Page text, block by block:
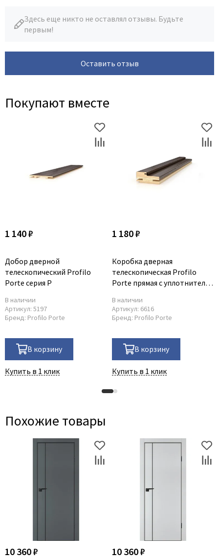
Здесь еще никто не оставлял отзывы. Будьте
первым!
Оставить отзыв
Покупают вместе
1 140 ₽
Добор дверной
телескопический Profilo
Porte серия P
В наличии
Артикул: 5197
Бренд: Profilo Porte
В корзину
Купить в 1 клик
1 180 ₽
Коробка дверная
телескопическая Profilo
Porte прямая с уплотнителем
В наличии
Артикул: 6616
Бренд: Profilo Porte
В корзину
Купить в 1 клик
Похожие товары
10 360 ₽ 10 360 ₽